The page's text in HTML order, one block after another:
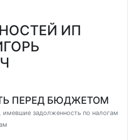
ИП
ПЕРЕД БЮДЖЕТОМ
имевшие задолженность по налогам